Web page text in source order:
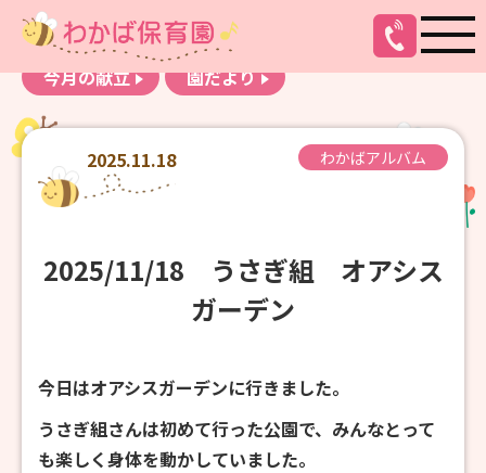
お知らせ
わかばアルバム
今月の献立
園だより
2025.11.18 わかばアルバム
2025/11/18 うさぎ組 オアシス
ガーデン
今日はオアシスガーデンに行きました。
うさぎ組さんは初めて行った公園で、みんなとって
も楽しく身体を動かしていました。